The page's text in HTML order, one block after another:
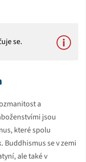
se.
a
jsou
které spolu
Buddhismus se v zemi
ale také v